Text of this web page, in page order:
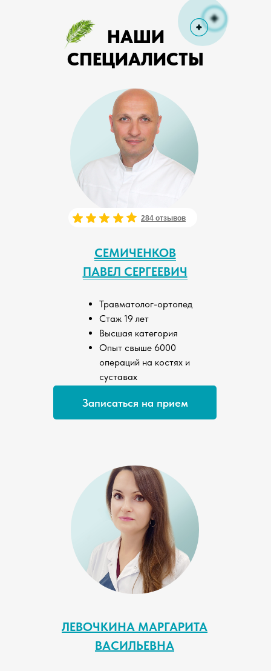
Записаться на прием
СЕМИЧЕНКОВ
ПАВЕЛ СЕРГЕЕВИЧ
Травматолог-ортопед
Стаж 19 лет
Высшая категория
Опыт свыше 6000
операций на костях и
суставах
ЛЕВОЧКИНА МАРГАРИТА
ВАСИЛЬЕВНА
284 отзывов
НАШИ
СПЕЦИАЛИСТЫ